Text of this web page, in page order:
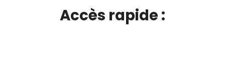
Accès rapide :